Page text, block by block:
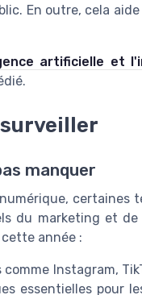
En outre, cela
artificielle et
manquer
certaines
du marketing et
année :
Instagram,
essentielles pour